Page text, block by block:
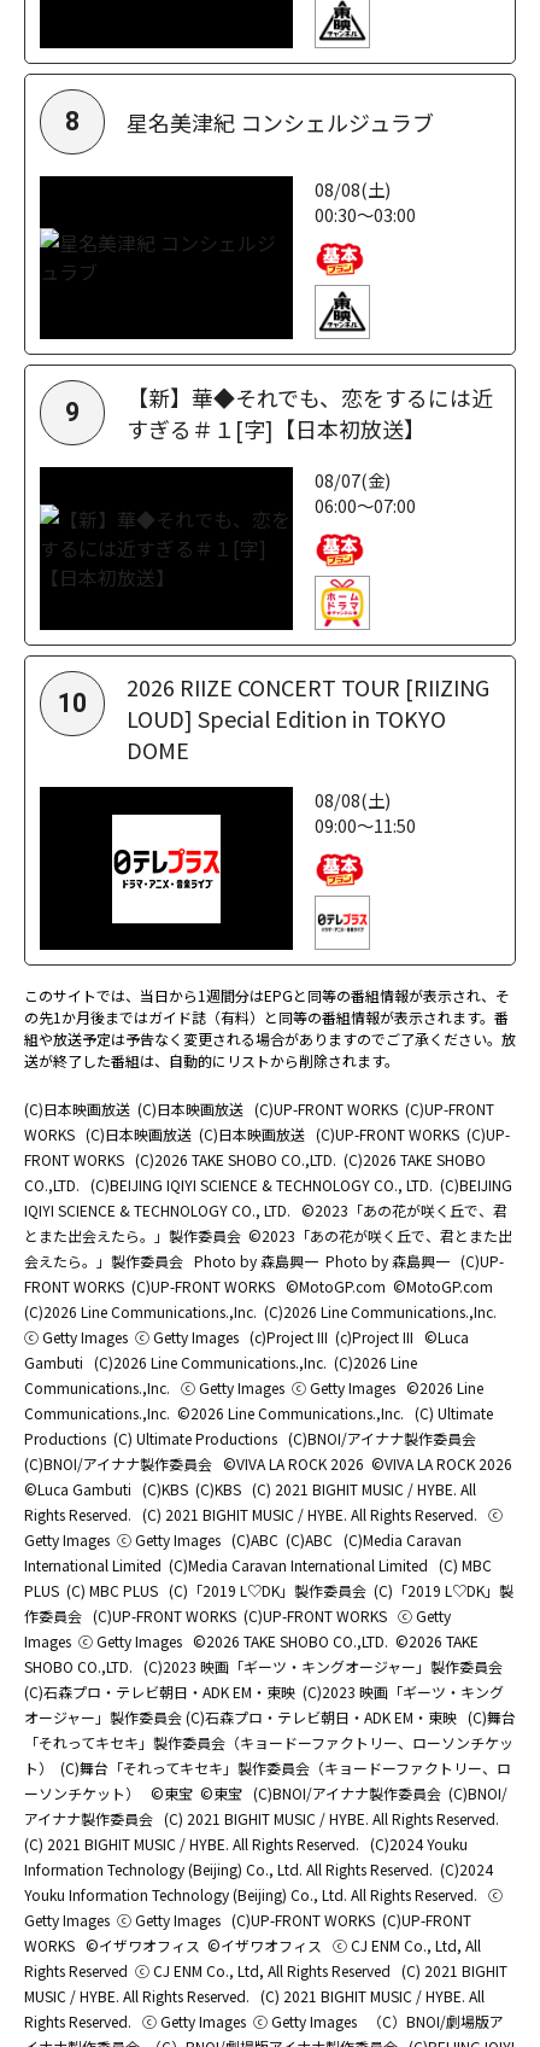
8 星名美津紀 コンシェルジュラブ
08/08(土)
00:30～03:00
9
【新】華◆それでも、恋をするには近
すぎる＃１[字]【日本初放送】
08/07(金)
06:00～07:00
10
2026 RIIZE CONCERT TOUR [RIIZING
LOUD] Special Edition in TOKYO
DOME
08/08(土)
09:00～11:50
このサイトでは、当日から1週間分はEPGと同等の番組情報が表示され、そ
の先1か月後まではガイド誌（有料）と同等の番組情報が表示されます。番
組や放送予定は予告なく変更される場合がありますのでご了承ください。放
送が終了した番組は、自動的にリストから削除されます。
(C)日本映画放送 (C)日本映画放送 (C)UP-FRONT WORKS (C)UP-FRONT
WORKS (C)日本映画放送 (C)日本映画放送 (C)UP-FRONT WORKS (C)UP-
FRONT WORKS (C)2026 TAKE SHOBO CO.,LTD. (C)2026 TAKE SHOBO
CO.,LTD. (C)BEIJING IQIYI SCIENCE & TECHNOLOGY CO., LTD. (C)BEIJING
IQIYI SCIENCE & TECHNOLOGY CO., LTD. ©2023「あの花が咲く丘で、君
とまた出会えたら。」製作委員会 ©2023「あの花が咲く丘で、君とまた出
会えたら。」製作委員会 Photo by 森島興一 Photo by 森島興一 (C)UP-
FRONT WORKS (C)UP-FRONT WORKS ©MotoGP.com ©MotoGP.com
(C)2026 Line Communications.,Inc. (C)2026 Line Communications.,Inc.
ⓒ Getty Images ⓒ Getty Images (c)Project III (c)Project III ©Luca
Gambuti (C)2026 Line Communications.,Inc. (C)2026 Line
Communications.,Inc. ⓒ Getty Images ⓒ Getty Images ©2026 Line
Communications.,Inc. ©2026 Line Communications.,Inc. (C) Ultimate
Productions (C) Ultimate Productions (C)BNOI/アイナナ製作委員会
(C)BNOI/アイナナ製作委員会 ©️VIVA LA ROCK 2026 ©️VIVA LA ROCK 2026
©Luca Gambuti (C)KBS (C)KBS (C) 2021 BIGHIT MUSIC / HYBE. All
Rights Reserved. (C) 2021 BIGHIT MUSIC / HYBE. All Rights Reserved. ⓒ
Getty Images ⓒ Getty Images (C)ABC (C)ABC (C)Media Caravan
International Limited (C)Media Caravan International Limited (C) MBC
PLUS (C) MBC PLUS (C)「2019 L♡DK」製作委員会 (C)「2019 L♡DK」製
作委員会 (C)UP-FRONT WORKS (C)UP-FRONT WORKS ⓒ Getty
Images ⓒ Getty Images ©2026 TAKE SHOBO CO.,LTD. ©2026 TAKE
SHOBO CO.,LTD. (C)2023 映画「ギーツ・キングオージャー」製作委員会
(C)石森プロ・テレビ朝日・ADK EM・東映 (C)2023 映画「ギーツ・キング
オージャー」製作委員会 (C)石森プロ・テレビ朝日・ADK EM・東映 (C)舞台
「それってキセキ」製作委員会（キョードーファクトリー、ローソンチケッ
ト）
(C)舞台「それってキセキ」製作委員会（キョードーファクトリー、ロ
ーソンチケット）
©東宝 ©東宝 (C)BNOI/アイナナ製作委員会 (C)BNOI/
アイナナ製作委員会 (C) 2021 BIGHIT MUSIC / HYBE. All Rights Reserved.
(C) 2021 BIGHIT MUSIC / HYBE. All Rights Reserved. (C)2024 Youku
Information Technology (Beijing) Co., Ltd. All Rights Reserved. (C)2024
Youku Information Technology (Beijing) Co., Ltd. All Rights Reserved. ⓒ
Getty Images ⓒ Getty Images (C)UP-FRONT WORKS (C)UP-FRONT
WORKS ©イザワオフィス ©イザワオフィス
ⓒ CJ ENM Co., Ltd, All
Rights Reserved ⓒ CJ ENM Co., Ltd, All Rights Reserved (C) 2021 BIGHIT
MUSIC / HYBE. All Rights Reserved. (C) 2021 BIGHIT MUSIC / HYBE. All
Rights Reserved. ⓒ Getty Images ⓒ Getty Images
（C）BNOI/劇場版ア